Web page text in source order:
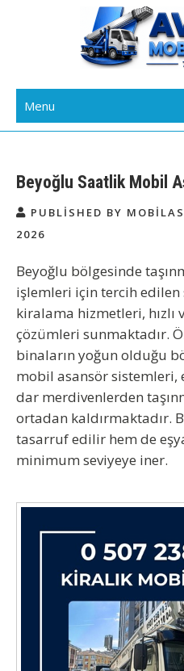
Avrupa
Menu
Beyoğlu Saatlik Mobil
PUBLISHED BY
2026
Beyoğlu bölgesinde
işlemleri için tercih
kiralama hizmetleri, hızlı
çözümleri sunmaktadır.
binaların yoğun olduğu
mobil asansör sistemleri,
dar merdivenlerden
ortadan kaldırmaktadır.
tasarruf edilir hem de
minimum seviyeye iner.